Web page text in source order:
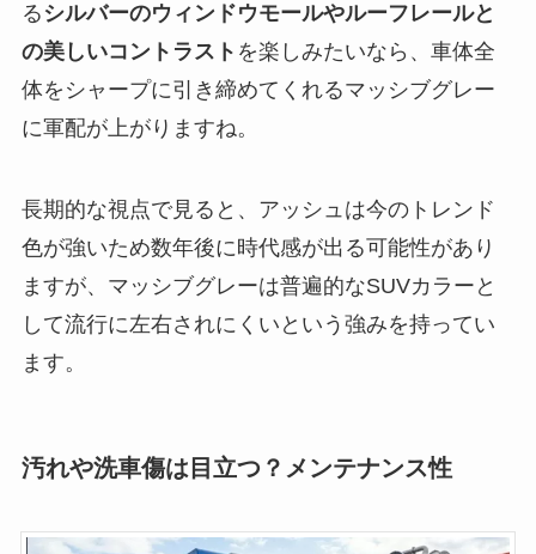
る シルバーのウィンドウモールやルーフレールと
の美しいコントラスト を楽しみたいなら、車体全
体をシャープに引き締めてくれるマッシブグレー
に軍配が上がりますね。
長期的な視点で見ると、アッシュは今のトレンド
色が強いため数年後に時代感が出る可能性があり
ますが、マッシブグレーは普遍的なSUVカラーと
して流行に左右されにくいという強みを持ってい
ます。
汚れや洗車傷は目立つ？メンテナンス性